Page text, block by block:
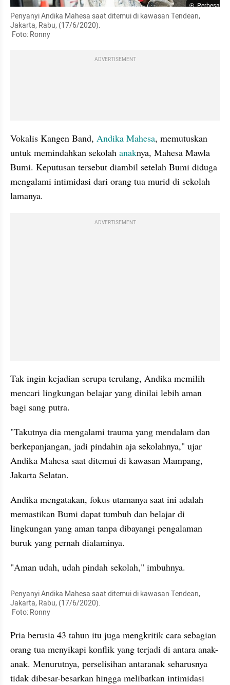
Perbesar
Penyanyi Andika Mahesa saat ditemui di kawasan Tendean,
Jakarta, Rabu, (17/6/2020).
Foto: Ronny
ADVERTISEMENT
Vokalis Kangen Band, Andika Mahesa, memutuskan
untuk memindahkan sekolah anaknya, Mahesa Mawla
Bumi. Keputusan tersebut diambil setelah Bumi diduga
mengalami intimidasi dari orang tua murid di sekolah
lamanya.
ADVERTISEMENT
Tak ingin kejadian serupa terulang, Andika memilih
mencari lingkungan belajar yang dinilai lebih aman
bagi sang putra.
"Takutnya dia mengalami trauma yang mendalam dan
berkepanjangan, jadi pindahin aja sekolahnya," ujar
Andika Mahesa saat ditemui di kawasan Mampang,
Jakarta Selatan.
Andika mengatakan, fokus utamanya saat ini adalah
memastikan Bumi dapat tumbuh dan belajar di
lingkungan yang aman tanpa dibayangi pengalaman
buruk yang pernah dialaminya.
"Aman udah, udah pindah sekolah," imbuhnya.
Penyanyi Andika Mahesa saat ditemui di kawasan Tendean,
Jakarta, Rabu, (17/6/2020).
Foto: Ronny
Pria berusia 43 tahun itu juga mengkritik cara sebagian
orang tua menyikapi konflik yang terjadi di antara anak-
anak. Menurutnya, perselisihan antaranak seharusnya
tidak dibesar-besarkan hingga melibatkan intimidasi